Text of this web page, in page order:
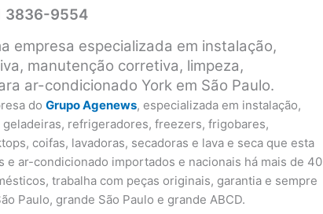
3836-9554
empresa especializada em instalação,
manutenção corretiva, limpeza,
ar-condicionado York em São Paulo.
do Grupo Agenews, especializada em instalação,
refrigeradores, freezers, frigobares,
coifas, lavadoras, secadoras e lava e seca que esta
ar-condicionado importados e nacionais há mais de 40
trabalha com peças originais, garantia e sempre
Paulo, grande São Paulo e grande ABCD.